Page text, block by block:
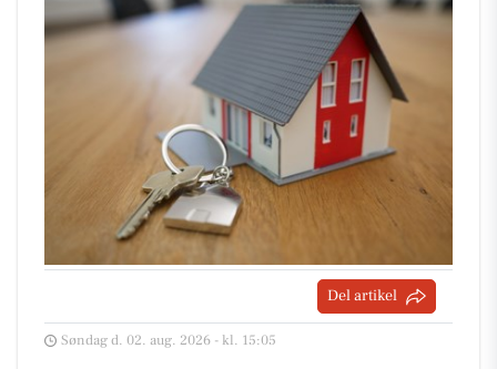
Del artikel
Søndag d. 02. aug. 2026 - kl. 15:05